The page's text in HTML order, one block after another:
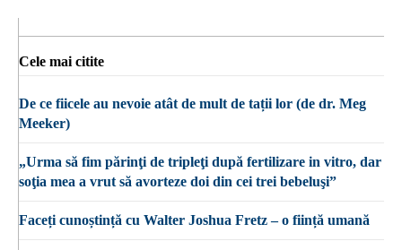
Cele mai citite
De ce fiicele au nevoie atât de mult de tații lor (de dr. Meg
Meeker)
„Urma să fim părinţi de tripleţi după fertilizare in vitro, dar
soţia mea a vrut să avorteze doi din cei trei bebeluşi”
Faceți cunoștință cu Walter Joshua Fretz – o ființă umană